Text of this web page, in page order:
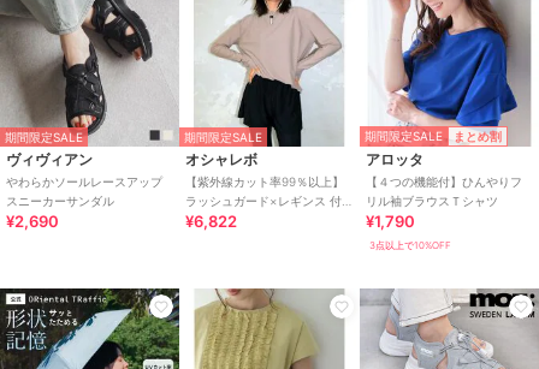
期間限定SALE
ヴィヴィアン
やわらかソールレースアップ
スニーカーサンダル
¥2,690
期間限定SALE
オシャレボ
【紫外線カット率99％以上】
ラッシュガード×レギンス 付
き タンキニ
¥6,822
期間限定SALE まとめ割
アロッタ
【４つの機能付】ひんやりフ
リル袖ブラウスＴシャツ
¥1,790
3点以上で10%OFF